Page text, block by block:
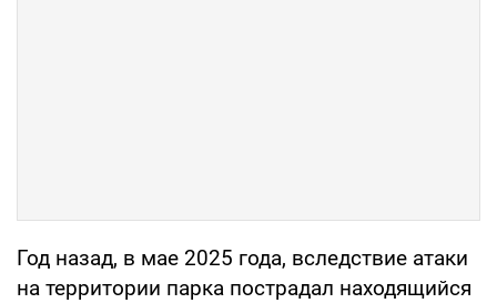
Год назад, в мае 2025 года, вследствие атаки
на территории парка пострадал находящийся